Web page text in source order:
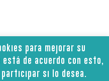
de privacidad |
cookies
para mejorar su
está de acuerdo con esto,
si lo desea.